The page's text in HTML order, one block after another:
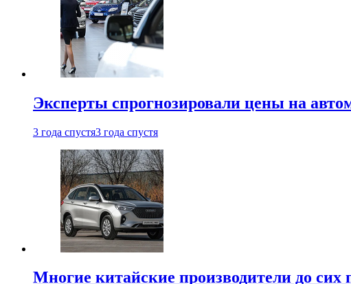
Эксперты спрогнозировали цены на
3 года спустя3 года спустя
Многие китайские производители до сих